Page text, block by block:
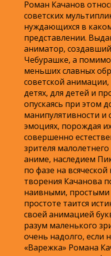
Роман Качанов
советских
нуждающихся в
представлении.
аниматор,
Чебурашке, а помимо
меньших славных
советской
детях, для детей и
опускаясь при этом
манипулятивности и
эмоциях, порождая
совершенно
зрителя
аниме, наследием
по фазе на
творения Качанова
наивными,
простоте таится
своей анимацией
разум маленького
очень надолго, если
«Варежка» Романа